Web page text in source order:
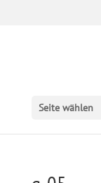
Seite wählen